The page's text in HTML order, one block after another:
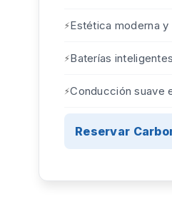
Estética moderna
Baterías
Conducción suave
Reservar